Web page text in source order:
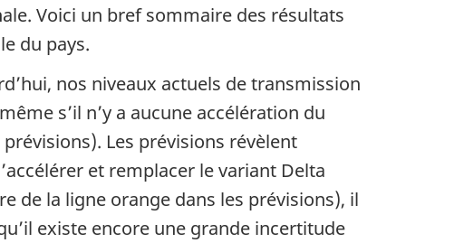
Voici un bref sommaire des résultats
du pays.
nos niveaux actuels de transmission
s’il n’y a aucune accélération du
Les prévisions révèlent
et remplacer le variant Delta
de la ligne orange dans les prévisions), il
existe encore une grande incertitude